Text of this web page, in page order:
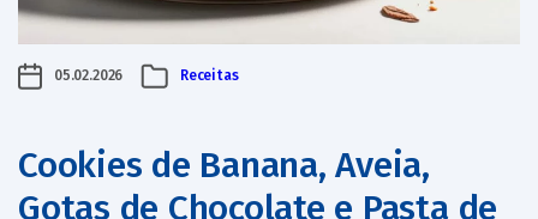
05.02.2026 Receitas
Cookies de Banana, Aveia,
Gotas de Chocolate e Pasta de